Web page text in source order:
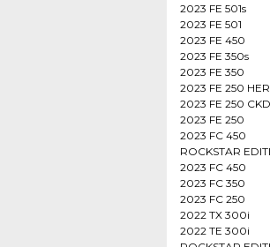
2023 FE 501s
2023 FE 501
2023 FE 450
2023 FE 350s
2023 FE 350
2023 FE 250
2023 FE 250 CKD
2023 FE 250
2023 FC 450
ROCKSTAR
2023 FC 450
2023 FC 350
2023 FC 250
2022 TX 300i
2022 TE 300i